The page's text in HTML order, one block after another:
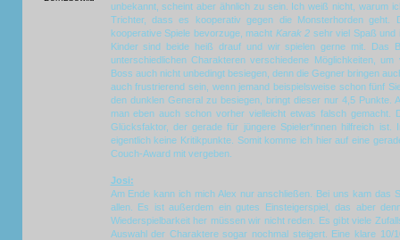
unbekannt, scheint aber ähnlich zu sein. Ich weiß nicht, warum
Trichter, dass es kooperativ gegen die Monsterhorden
kooperative Spiele bevorzuge, macht Karak 2 sehr viel Spaß und
Kinder sind beide heiß drauf und wir spielen gerne mit. Das
unterschiedlichen Charakteren verschiedene Möglichkeiten,
Boss auch nicht unbedingt besiegen, denn die Gegner bringen
auch frustrierend sein, wenn jemand beispielsweise schon fünf
den dunklen General zu besiegen, bringt dieser nur 4,5 Punkte.
man eben auch schon vorher vielleicht etwas falsch gemacht.
Glücksfaktor, der gerade für jüngere Spieler*innen hilfreich
eigentlich keine Kritikpunkte. Somit komme ich hier auf eine
Couch-Award mit vergeben.
Josi:
Am Ende kann ich mich Alex nur anschließen. Bei uns kam das
allen. Es ist außerdem ein gutes Einsteigerspiel, das aber
Wiederspielbarkeit her müssen wir nicht reden. Es gibt viele
Auswahl der Charaktere sogar nochmal steigert. Eine klare